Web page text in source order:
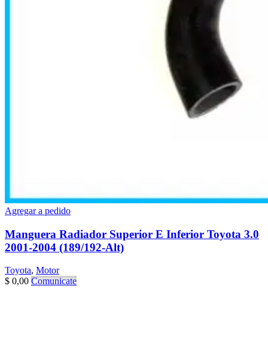
Agregar a pedido
Manguera Radiador Superior E Inferior Toyota 3.0
2001-2004 (189/192-Alt)
Toyota, Motor
$ 0,00 Comunicate